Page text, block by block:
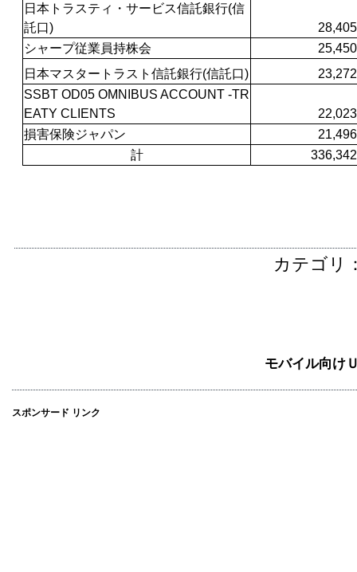
日本トラスティ・サービス信託銀行(信
託口)
28,405
シャープ従業員持株会
25,450
日本マスタートラスト信託銀行(信託口)
23,272
SSBT OD05 OMNIBUS ACCOUNT -TR
EATY CLIENTS
22,023
損害保険ジャパン
21,496
計
336,342
カテゴリ
モバイル向け
スポンサード リンク